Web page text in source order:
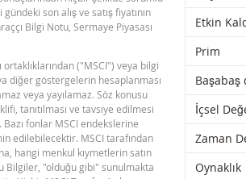
PDF
BNPP SPK ONAYLI
ARACI NOTU (24
son alış ve satış fiyatının
Bilgi Notu, Sermaye Piyasası
("MSCI") veya bilgi
diğer göstergelerin hesaplanması
veya yayılamaz. Söz konusu
tanıtılması ve tavsiye edilmesi
fonlar MSCI endekslerine
edilebilecektir. MSCI tarafından
hangi menkul kıymetlerin satın
Bilgiler, "olduğu gibi" sunulmakta
Etkin
Prim
Başabaş
İçsel
Zaman
Oynaklık